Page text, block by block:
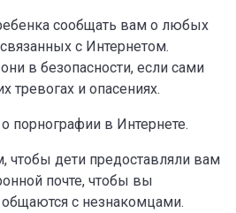
сообщать вам о любых
с Интернетом.
в безопасности, если сами
тревогах и опасениях.
порнографии в Интернете.
чтобы дети предоставляли вам
почте, чтобы вы
общаются с незнакомцами.